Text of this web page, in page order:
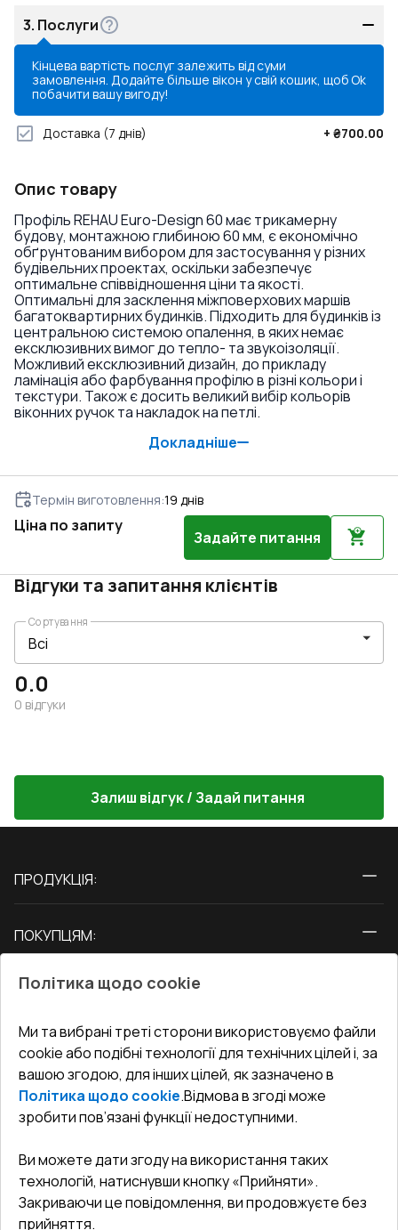
3. Послуги
Кінцева вартість послуг залежить від суми
замовлення. Додайте більше вікон у свій кошик, щоб
побачити вашу вигоду!
Ok
Доставка (7 днів) + ₴700.00
Опис товару
Профіль REHAU Euro-Design 60 має трикамерну
будову, монтажною глибиною 60 мм, є економічно
обґрунтованим вибором для застосування у різних
будівельних проектах, оскільки забезпечує
оптимальне співвідношення ціни та якості.
Оптимальні для засклення міжповерхових маршів
багатоквартирних будинків. Підходить для будинків із
центральною системою опалення, в яких немає
ексклюзивних вимог до тепло- та звукоізоляції.
Можливий ексклюзивний дизайн, до прикладу
ламінація або фарбування профілю в різні кольори і
текстури. Також є досить великий вибір кольорів
віконних ручок та накладок на петлі.
Докладніше
Термін виготовлення:19 днів
Ціна по запиту
Задайте питання
Відгуки та запитання клієнтів
0.0
0 відгуки
Сортування
Залиш відгук / Задай питання
ПРОДУКЦІЯ:
Двері
ПОКУПЦЯМ:
Блог
Адреса гіпермаркета
Як правильно заміряти вікна
СЕРВІС ТА ОБЛУГОВУВАННЯ:
Доставка і Оплата
Гарантія та Сервіс
Повернення товару
Договір публічної оферти
КОНТАКТИ
Офіс:Україна, м. Вінниця, вул. Келецька 60 кв. 61
undefined(undefined)
Політика щодо cookie
Ми та вибрані треті сторони використовуємо файли
cookie або подібні технології для технічних цілей і, за
вашою згодою, для інших цілей, як зазначено в
Політика щодо cookie.Відмова в згоді може
зробити пов’язані функції недоступними.
Ви можете дати згоду на використання таких
технологій, натиснувши кнопку «Прийняти».
Закриваючи це повідомлення, ви продовжуєте без
прийняття.